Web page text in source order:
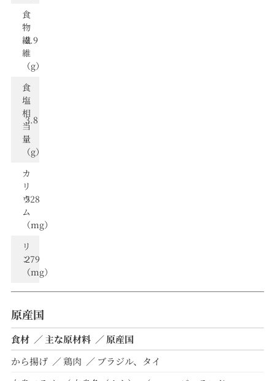
食
物
繊
維
（g）
2.9
⾷
塩
相
当
量
（g）
3.8
カ
リ
ウ
ム
（mg）
528
リ
ン
（mg）
279
原産国
食材 主な原材料
原産国
から揚げ
鶏肉
ブラジル、タイ